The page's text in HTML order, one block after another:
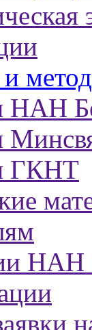
НАН
ГКНТ
НАН